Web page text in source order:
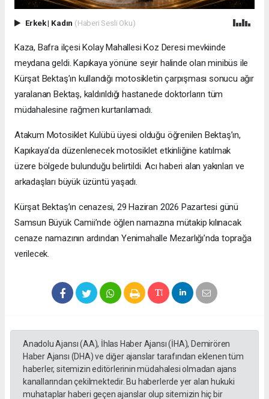
Erkek| Kadın (Haberi Sesli Oku)
Kaza, Bafra ilçesi Kolay Mahallesi Koz Deresi mevkiinde
meydana geldi. Kapıkaya yönüne seyir halinde olan minibüs ile
Kürşat Bektaş’ın kullandığı motosikletin çarpışması sonucu ağır
yaralanan Bektaş, kaldırıldığı hastanede doktorların tüm
müdahalesine rağmen kurtarılamadı.
Atakum Motosiklet Kulübü üyesi olduğu öğrenilen Bektaş’ın,
Kapıkaya’da düzenlenecek motosiklet etkinliğine katılmak
üzere bölgede bulunduğu belirtildi. Acı haberi alan yakınları ve
arkadaşları büyük üzüntü yaşadı.
Kürşat Bektaş’ın cenazesi, 29 Haziran 2026 Pazartesi günü
Samsun Büyük Camii’nde öğlen namazına mütakip kılınacak
cenaze namazının ardından Yenimahalle Mezarlığı’nda toprağa
verilecek.
Anadolu Ajansı (AA), İhlas Haber Ajansı (İHA), Demirören
Haber Ajansı (DHA) ve diğer ajanslar tarafından eklenen tüm
haberler, sitemizin editörlerinin müdahalesi olmadan ajans
kanallarından çekilmektedir. Bu haberlerde yer alan hukuki
muhataplar haberi geçen ajanslar olup sitemizin hiç bir